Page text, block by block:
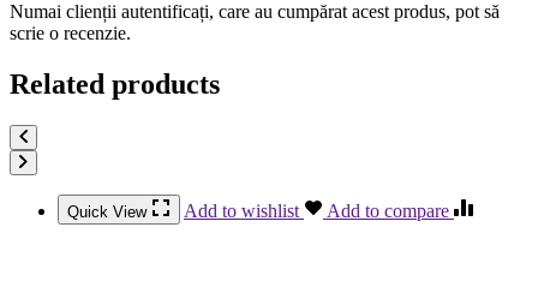
Numai clienții autentificați, care au cumpărat acest produs, pot să
scrie o recenzie.
Related products
Quick View Add to wishlist Add to compare